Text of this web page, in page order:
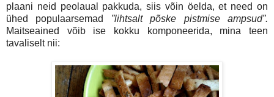
plaani neid peolaual pakkuda, siis võin öelda, et need on
ühed populaarsemad ”lihtsalt põske pistmise ampsud”.
Maitseained võib ise kokku komponeerida, mina teen
tavaliselt nii: